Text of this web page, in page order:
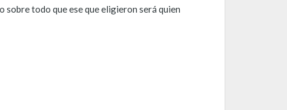
sobre todo que ese que eligieron será quien